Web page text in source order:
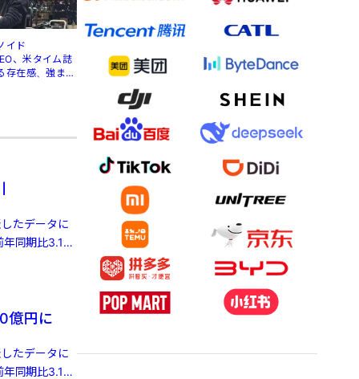
イド
、米タイム誌
在感、強まる
たデータに
同期比3.1%
億円に
たデータに
同期比3.1%